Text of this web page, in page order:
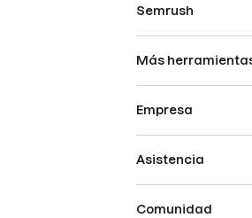
Semrush
Más
Empresa
Asistencia
Comunidad